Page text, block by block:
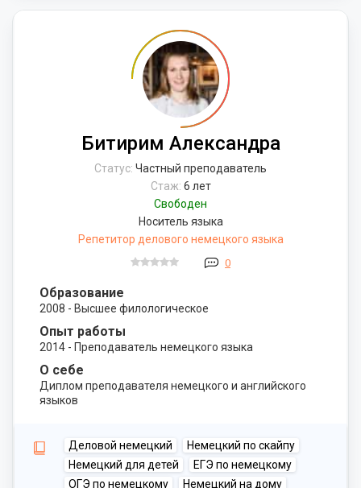
Битирим Александра
Статус: Частный преподаватель
Стаж: 6 лет
Свободен
Носитель языка
Репетитор делового немецкого языка
0
Образование
2008 - Высшее филологическое
Опыт работы
2014 - Преподаватель немецкого языка
О себе
Диплом преподавателя немецкого и английского
языков
Деловой немецкий
Немецкий по скайпу
Немецкий для детей
ЕГЭ по немецкому
ОГЭ по немецкому
Немецкий на дому